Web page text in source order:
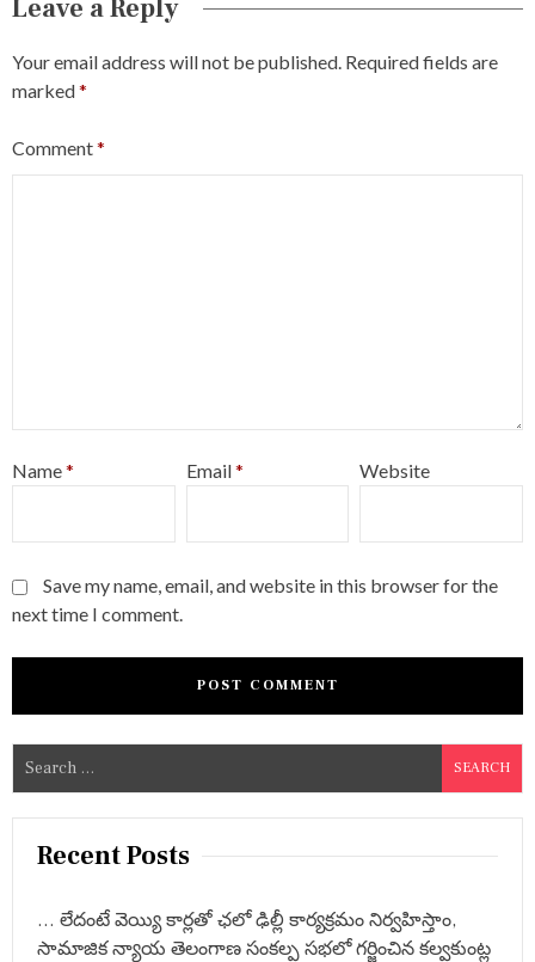
Leave a Reply
Your email address will not be published. Required fields are
marked*
Comment*
Name* Email* Website
Save my name, email, and website in this browser for the
next time I comment.
a
Recent Posts
… లేదంటే వెయ్యి కార్లతో ఛలో ఢిల్లీ కార్యక్రమం నిర్వహిస్తాం,
సామాజిక న్యాయ తెలంగాణ సంకల్ప సభలో గర్జించిన కల్వకుంట్ల